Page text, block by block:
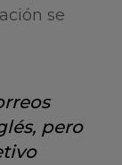
se
pero